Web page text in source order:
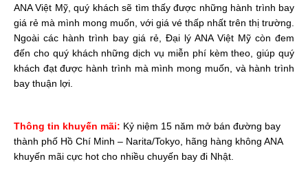
ANA Việt Mỹ, quý khách sẽ tìm thấy được những hành trình bay
giá rẻ mà mình mong muốn, với giá vé thấp nhất trên thị trường.
Ngoài các hành trình bay giá rẻ, Đại lý ANA Việt Mỹ còn đem
đến cho quý khách những dịch vụ miễn phí kèm theo, giúp quý
khách đạt được hành trình mà mình mong muốn, và hành trình
bay thuận lợi.
Thông tin khuyến mãi: Kỷ niệm 15 năm mở bán đường bay
thành phố Hồ Chí Minh – Narita/Tokyo, hãng hàng không ANA
khuyến mãi cực hot cho nhiều chuyến bay đi Nhật.